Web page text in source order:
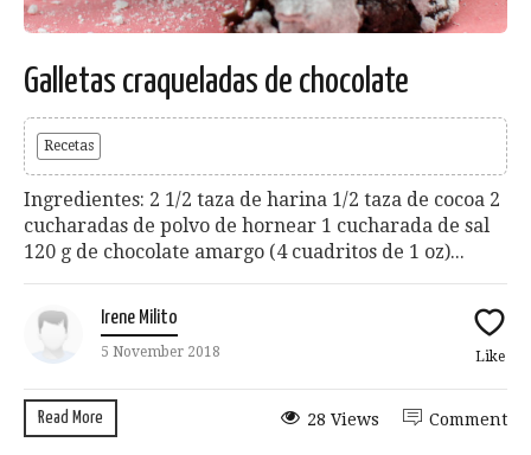
Galletas craqueladas de chocolate
Recetas
Ingredientes: 2 1/2 taza de harina 1/2 taza de cocoa 2
cucharadas de polvo de hornear 1 cucharada de sal
120 g de chocolate amargo (4 cuadritos de 1 oz)...
Irene Milito
5 November 2018 Like
Read More Comment
28 Views